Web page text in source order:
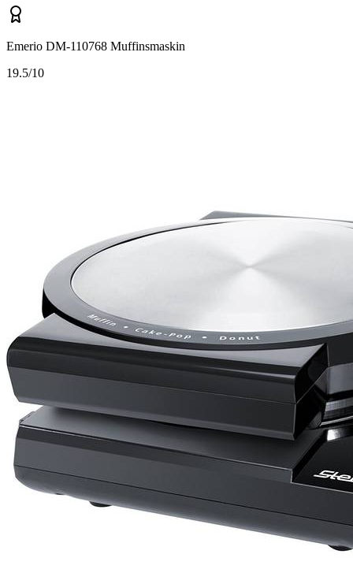
Emerio DM-110768 Muffinsmaskin
19.5/10